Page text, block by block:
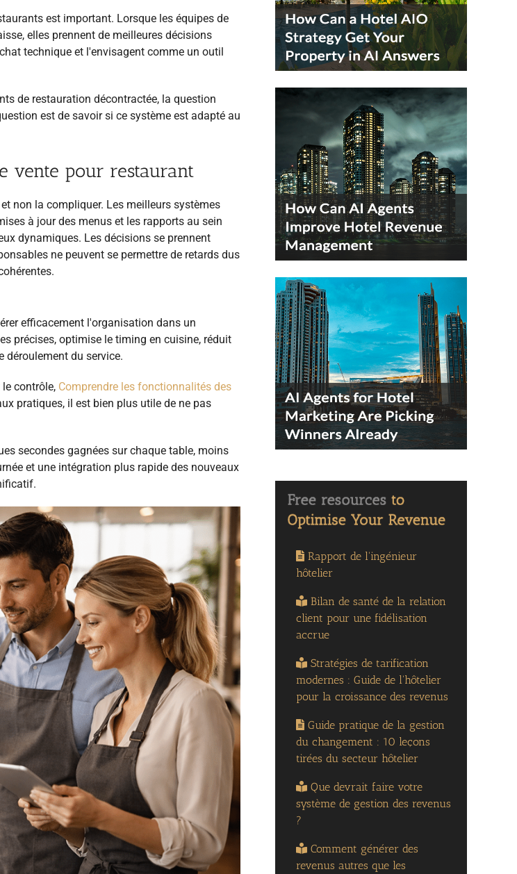
est important. Lorsque les équipes de
elles prennent de meilleures décisions
technique et l'envisagent comme un outil
de restauration décontractée, la question
est de savoir si ce système est adapté au
vente pour restaurant
non la compliquer. Les meilleurs systèmes
à jour des menus et les rapports au sein
dynamiques. Les décisions se prennent
ne peuvent se permettre de retards dus
efficacement l'organisation dans un
précises, optimise le timing en cuisine, réduit
déroulement du service.
contrôle, Comprendre les fonctionnalités des
pratiques, il est bien plus utile de ne pas
secondes gagnées sur chaque table, moins
et une intégration plus rapide des nouveaux
Rapport de l'ingénieur
hôtelier
Bilan de santé de la relation
client pour une fidélisation
accrue
Stratégies de tarification
modernes : Guide de l'hôtelier
pour la croissance des revenus
Guide pratique de la gestion
du changement : 10 leçons
tirées du secteur hôtelier
Que devrait faire votre
système de gestion des revenus
?
Comment générer des
revenus autres que les